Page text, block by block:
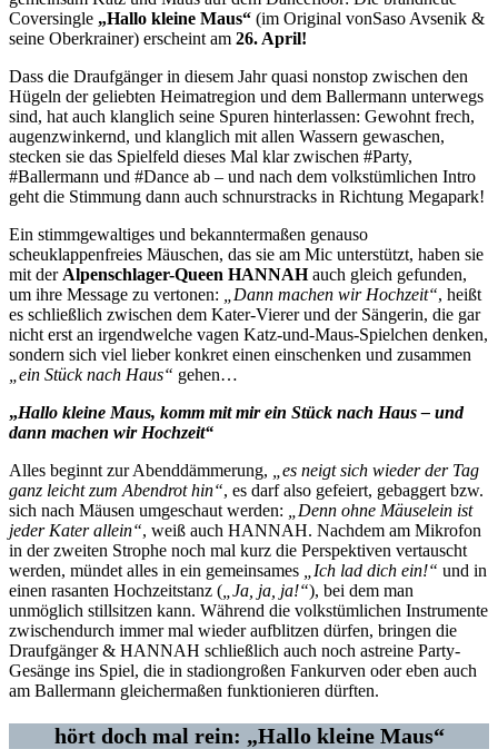
Coversingle „Hallo kleine Maus“ (im Original vonSaso Avsenik &
seine Oberkrainer) erscheint am 26. April!
Dass die Draufgänger in diesem Jahr quasi nonstop zwischen den
Hügeln der geliebten Heimatregion und dem Ballermann unterwegs
sind, hat auch klanglich seine Spuren hinterlassen: Gewohnt frech,
augenzwinkernd, und klanglich mit allen Wassern gewaschen,
stecken sie das Spielfeld dieses Mal klar zwischen #Party,
#Ballermann und #Dance ab – und nach dem volkstümlichen Intro
geht die Stimmung dann auch schnurstracks in Richtung Megapark!
Ein stimmgewaltiges und bekanntermaßen genauso
scheuklappenfreies Mäuschen, das sie am Mic unterstützt, haben sie
mit der Alpenschlager-Queen HANNAHauch gleich gefunden,
um ihre Message zu vertonen:
„Dann machen wir Hochzeit“, heißt
es schließlich zwischen dem Kater-Vierer und der Sängerin, die gar
nicht erst an irgendwelche vagen Katz-und-Maus-Spielchen denken,
sondern sich viel lieber konkret einen einschenken und zusammen
„ein Stück nach Haus“ gehen…
„Hallo kleine Maus, komm mit mir ein Stück nach Haus – und
dann machen wir Hochzeit“
Alles beginnt zur Abenddämmerung,
„es neigt sich wieder der Tag
ganz leicht zum Abendrot hin“, es darf also gefeiert, gebaggert bzw.
sich nach Mäusen umgeschaut werden:
„Denn ohne Mäuselein ist
jeder Kater allein“, weiß auch HANNAH. Nachdem am Mikrofon
in der zweiten Strophe noch mal kurz die Perspektiven vertauscht
werden, mündet alles in ein gemeinsames
„Ich lad dich ein!“ und in
einen rasanten Hochzeitstanz ( „Ja, ja, ja!“), bei dem man
unmöglich stillsitzen kann. Während die volkstümlichen Instrumente
zwischendurch immer mal wieder aufblitzen dürfen, bringen die
Draufgänger & HANNAH schließlich auch noch astreine Party-
Gesänge ins Spiel, die in stadiongroßen Fankurven oder eben auch
am Ballermann gleichermaßen funktionieren dürften.
hört doch mal rein: „Hallo kleine Maus“